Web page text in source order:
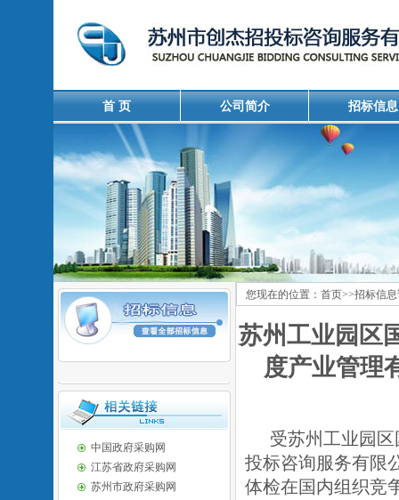
首 页 公司简介 招标信息
中国政府采购网
江苏省政府采购网
苏州市政府采购网
您现在的位置： 首页>>招标信
苏州工业园区
度产业管理
受苏州工业园
投标咨询服务有限
体检在国内组织竞